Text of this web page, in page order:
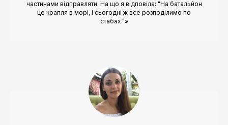
частинами відправляти. На що я відповіла: "На батальйон
це крапля в морі, і сьогодні ж все розподілимо по
стабах."»